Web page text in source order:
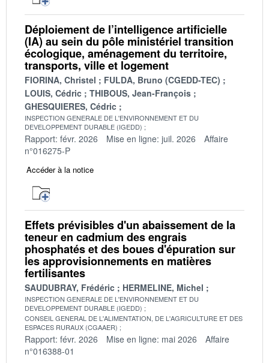
Déploiement de l’intelligence artificielle
(IA) au sein du pôle ministériel transition
écologique, aménagement du territoire,
transports, ville et logement
FIORINA, Christel
FULDA, Bruno (CGEDD-TEC)
LOUIS, Cédric
THIBOUS, Jean-François
GHESQUIERES, Cédric
INSPECTION GENERALE DE L'ENVIRONNEMENT ET DU
DEVELOPPEMENT DURABLE (IGEDD)
Rapport: févr. 2026 Mise en ligne: juil. 2026
Affaire
n°016275-P
Accéder à la notice
Effets prévisibles d'un abaissement de la
teneur en cadmium des engrais
phosphatés et des boues d'épuration sur
les approvisionnements en matières
fertilisantes
SAUDUBRAY, Frédéric HERMELINE, Michel
INSPECTION GENERALE DE L'ENVIRONNEMENT ET DU
DEVELOPPEMENT DURABLE (IGEDD)
CONSEIL GENERAL DE L'ALIMENTATION, DE L'AGRICULTURE ET DES
ESPACES RURAUX (CGAAER)
Rapport: févr. 2026 Mise en ligne: mai 2026
Affaire
n°016388-01